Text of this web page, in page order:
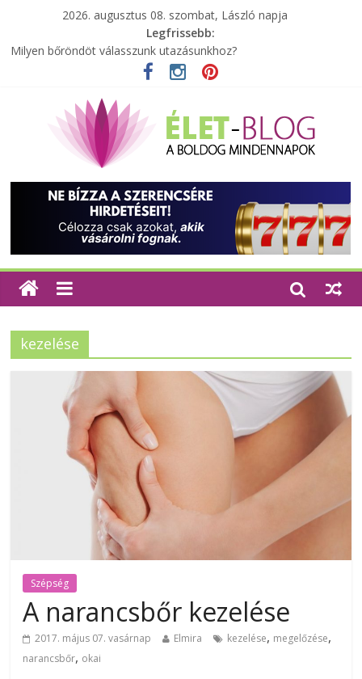
2026. augusztus 08. szombat, László napja
Legfrissebb:
Milyen bőröndöt válasszunk utazásunkhoz?
Elérhető zöld energia mindenki számára
Különleges tömörfa ládák Indiából
A zöld forradalom: A mosó- és parfümtermékek környezetbarát
szempontjainak erősítése
kezelése
Szépség
A narancsbőr kezelése
2017. május 07. vasárnap Elmira kezelése, megelőzése,
narancsbőr, okai